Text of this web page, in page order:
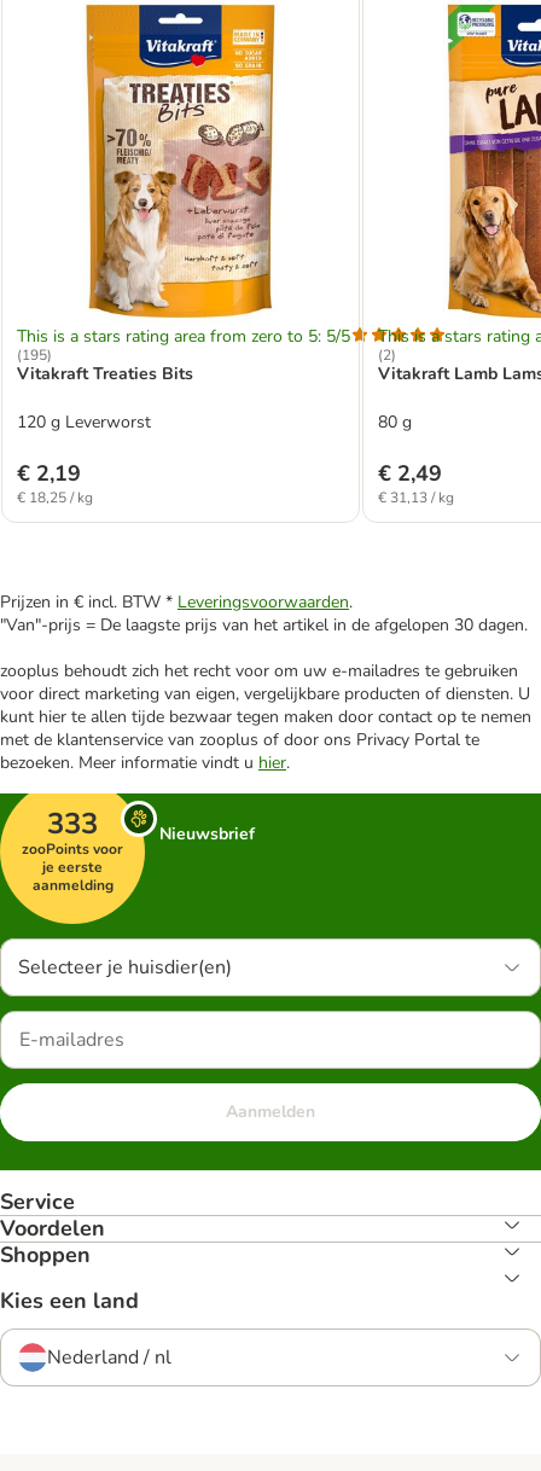
This is a stars rating area from zero to 5: 5/5
(195)
Vitakraft Treaties Bits
120 g Leverworst
€ 2,19
€ 18,25 / kg
This is a stars rating
(2)
Vitakraft Lamb
80 g
€ 2,49
€ 31,13 / kg
Prijzen in € incl. BTW * Leveringsvoorwaarden.
"Van"-prijs = De laagste prijs van het artikel in de afgelopen 30 dagen.
zooplus behoudt zich het recht voor om uw e-mailadres te gebruiken
voor direct marketing van eigen, vergelijkbare producten of diensten. U
kunt hier te allen tijde bezwaar tegen maken door contact op te nemen
met de klantenservice van zooplus of door ons Privacy Portal te
bezoeken. Meer informatie vindt u hier.
333
zooPoints voor
je eerste
aanmelding
Nieuwsbrief
Selecteer je huisdier(en)
Aanmelden
Service
Voordelen
Shoppen
Kies een land
Nederland / nl